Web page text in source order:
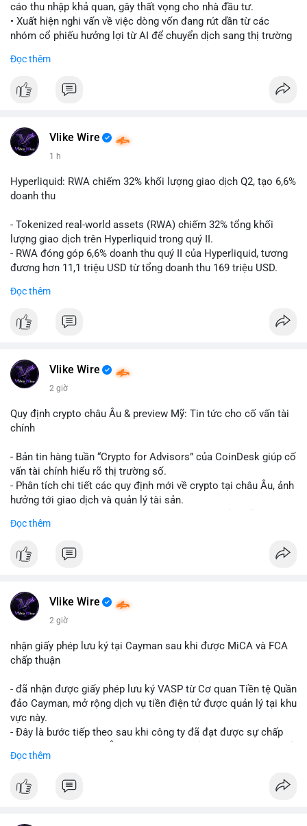
cáo thu nhập khả quan, gây thất vọng cho nhà đầu tư.
• Xuất hiện nghi vấn về việc dòng vốn đang rút dần từ các
nhóm cổ phiếu hưởng lợi từ AI để chuyển dịch sang thị trường
• Diễn biến này có thể là tín hiệu cho thấy sự luân chuyển dòng
$btc $eth
📰 Nguồn: CoinDesk
Đọc thêm
Vlike Wire
1 h
Hyperliquid: RWA chiếm 32% khối lượng giao dịch Q2, tạo 6,6%
doanh thu
- Tokenized real-world assets (RWA) chiếm 32% tổng khối
lượng giao dịch trên Hyperliquid trong quý II.
- RWA đóng góp 6,6% doanh thu quý II của Hyperliquid, tương
đương hơn 11,1 triệu USD từ tổng doanh thu 169 triệu USD.
sản hóa thực tế trên sàn giao dịch phi tập trung.
#binancesquare
#vlikevn #titanbot
📰 Nguồn: Cointelegraph
Đọc thêm
Vlike Wire
2 giờ
Quy định crypto châu Âu & preview Mỹ: Tin tức cho cố vấn tài
chính
- Bản tin hàng tuần “Crypto for Advisors” của CoinDesk giúp cố
vấn tài chính hiểu rõ thị trường số.
- Phân tích chi tiết các quy định mới về crypto tại châu Âu, ảnh
hưởng tới giao dịch và quản lý tài sản.
nhà đầu tư chuẩn bị chiến lược.
trong lĩnh vực blockchain.
$btc $eth
#vlikevn #titanbot
Đọc thêm
Vlike Wire
2 giờ
nhận giấy phép lưu ký tại Cayman sau khi được MiCA và FCA
chấp thuận
- đã nhận được giấy phép lưu ký VASP từ Cơ quan Tiền tệ Quần
đảo Cayman, mở rộng dịch vụ tiền điện tử được quản lý tại khu
vực này.
- Đây là bước tiếp theo sau khi công ty đã đạt được sự chấp
quy định toàn cầu.
một cách hợp pháp tại Cayman, thu hút thêm khách hàng tổ
Đọc thêm